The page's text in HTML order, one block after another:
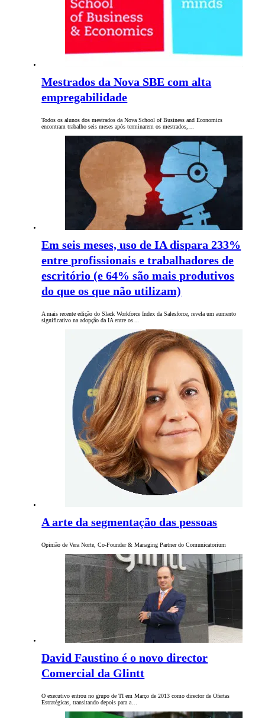
Mestrados da Nova SBE com alta
empregabilidade
Todos os alunos dos mestrados da Nova School of Business and Economics
encontram trabalho seis meses após terminarem os mestrados,…
Em seis meses, uso de IA dispara 233%
entre profissionais e trabalhadores de
escritório (e 64% são mais produtivos
do que os que não utilizam)
A mais recente edição do Slack Workforce Index da Salesforce, revela um aumento
significativo na adopção da IA ​​​​entre os…
A arte da segmentação das pessoas
Opinião de Vera Norte, Co-Founder & Managing Partner do Comunicatorium
David Faustino é o novo director
Comercial da Glintt
O executivo entrou no grupo de TI em Março de 2013 como director de Ofertas
Estratégicas, transitando depois para a…